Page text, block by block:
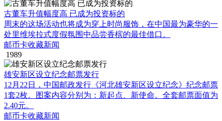
古董车升值幅度高 已成为投资标的
周末的这场活动也将成为穿上时尚服饰，在中国最为豪华的一
处里维埃拉式度假氛围中品尝香槟的最佳借口。
邮币卡收藏新闻
1989
雄安新区设立纪念邮票发行
12月22日，中国邮政发行《河北雄安新区设立纪念》纪念邮票
1套2枚。图案内容分别为：新起点、新使命。全套邮票面值为
2.40元。
邮币卡收藏新闻